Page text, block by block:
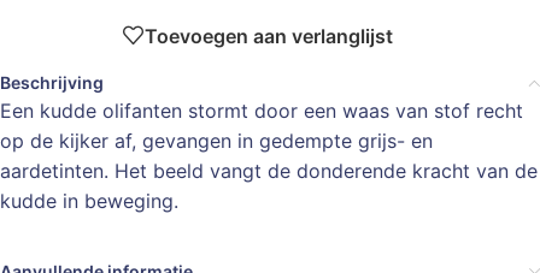
Toevoegen aan verlanglijst
Beschrijving
Een kudde olifanten stormt door een waas van stof recht
op de kijker af, gevangen in gedempte grijs- en
aardetinten. Het beeld vangt de donderende kracht van de
kudde in beweging.